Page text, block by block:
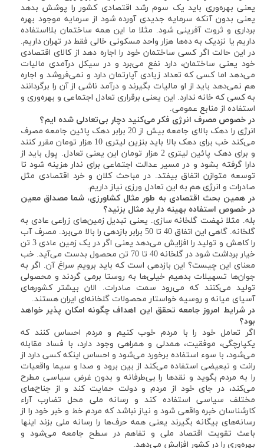
یعنی بهره‌وری باید یک سوم رشد اقتصادی کشور را پوشش بدهد
یعنی بدون آنکه سرمایه جدیدی آورده شود از سرمایه موجود بهره
برداری و ثروت آفرینی شود. مثلا ما این همه ساختمان بلااستفاده
داریم یا نزدیک به ده‌ها هزار واحد مسکونی خالی فقط در تهران داریم.
در این حالت اگر کسی ساختمان خود را اجاره دهد از کالای اقتصادی
خود یعنی ساختمان، دارد نفع می‌برد و در سیکل درآمدی مالیات
می‌دهد اما کسی که تعداد زیادی آپارتمان دارد و نمی‌فروشد و اجاره
هم نمی‌دهد باید از او مالیات بگیرند و درآمد ناشی از آن را برگردانند
به کسی که خانه ندارد. این یعنی برقراری تعادل اجتماعی و بهره‌وری و
استفاده از منابع عمومی.
در خصوص مصرف انرژی فکر می‌کنید دچار بی‌تعادلی شده ایم؟
انرژی را دهک بالای جامعه بیش از 20 برابر دهک پائین جامعه مصرف
می‌کند خب برای دهک بالا باید بنزین لیتری 10 هزار تومان مقرر کنند
و برای دهک پائین لیتری 2 هزار تومان این یعنی تعادل. پول باید از
دارا گرفته بشود و در مسیر عدالت اجتماعی برای ندار هزینه شود تا
توسعه متوازن اتفاق بیفتد. در مباحث کلان و خرد اقتصادی مثل
صادرات و انرژی هم به این تعادل ورزی نیاز داریم.
در همین بحث اقتصادی به طور مثال کشاورزی، شما مصداق معین
در خصوص استفاده بهینه دارید مثال بزنید؟
بله. مثلا نهضت گلخانه سازی. یعنی تبدیل زمین‌های زراعی عادی به
گلخانه. گاهی این اتفاق 40 تا 50 برابر بازدهی را بالا می‌برد. مصرف آب
را کاهش و تولید را افزایش می‌دهد یعنی اگر در یک زمین عادی 3 تن
خیار برداشت شود در گلخانه 40 تا 70 تن محصول بدست می‌آید. خب
معنای این چیست؟ این بازدهی است که باید برویم سراغ آن. اگر به
جوان‌ها تسهیلات بدهیم خیلی‌ها به روستا برمی گردند و محصولی
تولید می‌کنند که می‌رود سمت صادرات. الان بیشتر کشورهای
آسیای میانه و روسیه خواستار محصولات گلخانه‌ای ایران هستند.
در شرایط امروز جامعه تحقق این اهداف چگونه امکان پذیر خواهد
بود؟
اگر تعامل خود را با مردم خوب کنیم و مردم احساس کنند که
یکپارچگی، موفقیت، همدلی و همراهی وجود دارد، با فساد مقابله
می‌شود، با سوء استفاده برخورد می‌شود و احساس اینکه کسی دارد از
رانت و تبعیضی استفاده می‌کند از بین برود و صدا و سیما واقعیات
را به مردم بگوید و نقدها را بی‌طرفانه و بدون غرض سیاسی مطرح
می‌کند، در جای خود از مردم و دولت حمایت کند و از جناح‌های
مختلف سیاسی استفاده کند و رسانه ملی محل تضارب آراء
کارشناسان خبره واقعی شود و نیاز نباشد که مردم خط و خبر خود را از
رسانه‌های بیگانه بگیرند یعنی همه حرف‌ها را رسانه ملی بزند اینها
باعث تقویت اقتصاد ملی و تفاهم در سطح جامعه می‌شود و
بهره‌وری را در کشور افزایش می‌دهد.